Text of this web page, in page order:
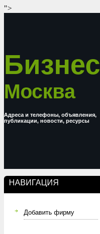
">
Бизнес
Москва
Адреса и телефоны, объявления,
публикации, новости, ресурсы
НАВИГАЦИЯ
Добавить фирму